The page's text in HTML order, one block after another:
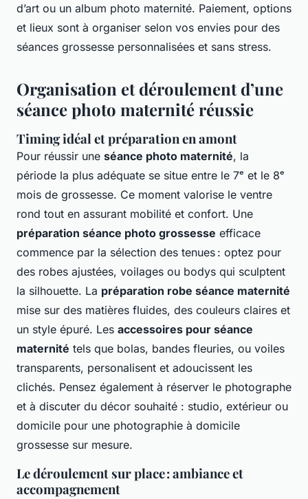
d’art ou un album photo maternité. Paiement, options
et lieux sont à organiser selon vos envies pour des
séances grossesse personnalisées et sans stress.
Organisation et déroulement d’une
séance photo maternité réussie
Timing idéal et préparation en amont
Pour réussir une séance photo maternité, la
période la plus adéquate se situe entre le 7ᵉ et le 8ᵉ
mois de grossesse. Ce moment valorise le ventre
rond tout en assurant mobilité et confort. Une
préparation séance photo grossesse efficace
commence par la sélection des tenues : optez pour
des robes ajustées, voilages ou bodys qui sculptent
la silhouette. La préparation robe séance maternité
mise sur des matières fluides, des couleurs claires et
un style épuré. Les accessoires pour séance
maternité tels que bolas, bandes fleuries, ou voiles
transparents, personalisent et adoucissent les
clichés. Pensez également à réserver le photographe
et à discuter du décor souhaité : studio, extérieur ou
domicile pour une photographie à domicile
grossesse sur mesure.
Le déroulement sur place : ambiance et
accompagnement